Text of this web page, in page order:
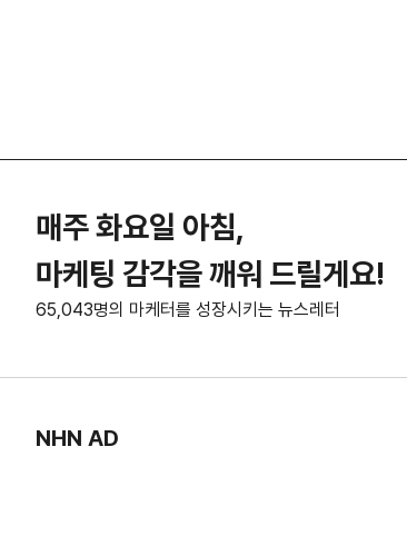
매주 화요일 아침,
마케팅 감각을 깨워 드릴게요!
65,043명의 마케터를 성장시키는 뉴스레터
NHN AD